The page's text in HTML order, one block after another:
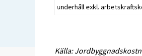
underhåll exkl.
Källa: